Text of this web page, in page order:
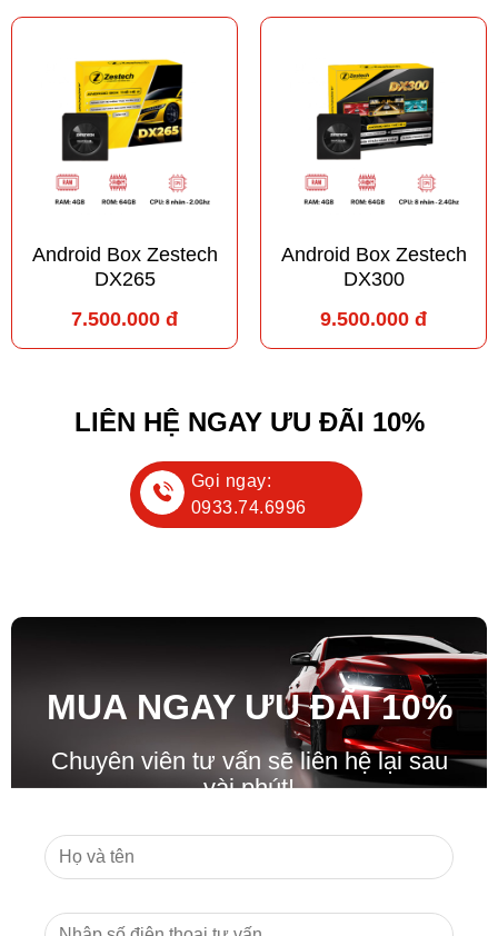
Android Box Zestech
DX265
7.500.000 đ
Android Box Zestech
DX300
9.500.000 đ
LIÊN HỆ NGAY ƯU ĐÃI 10%
Gọi ngay:
0933.74.6996
MUA NGAY ƯU ĐÃI10%
Chuyên viên tư vấn sẽ liên hệ lại sau
vài phút!